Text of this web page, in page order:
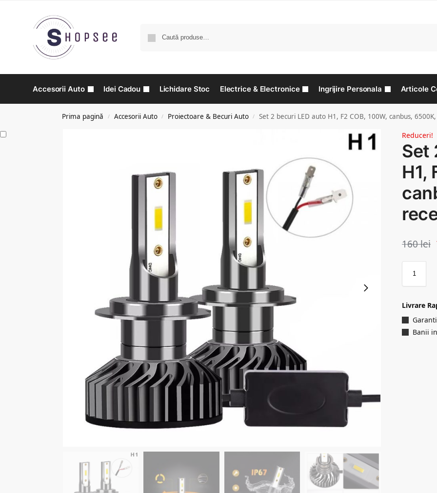
Accesorii Auto Idei Cadou Lichidare Stoc Electrice & Electronice Ingrijire Personala Articole
Prima pagină / Accesorii Auto / Proiectoare & Becuri Auto / Set 2 becuri LED auto H1, F2 COB, 100W, canbus,
Reduceri!
Set
H1,
160lei
Livrare
Banii